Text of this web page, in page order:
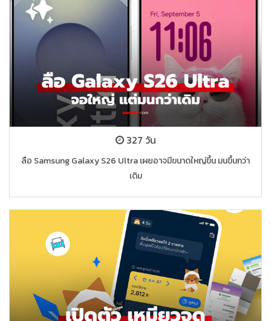
327 วัน
ลือ Samsung Galaxy S26 Ultra เผยอาจมีขนาดใหญ่ขึ้น มนขึ้นกว่า
เดิม